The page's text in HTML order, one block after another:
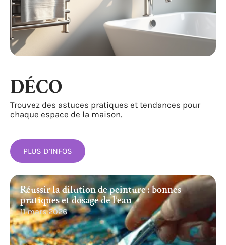
Réussir la dilution de peinture : bonnes
pratiques et dosage de l’eau
11 mars 2026
DÉCO
Trouvez des astuces pratiques et tendances pour
chaque espace de la maison.
PLUS D’INFOS